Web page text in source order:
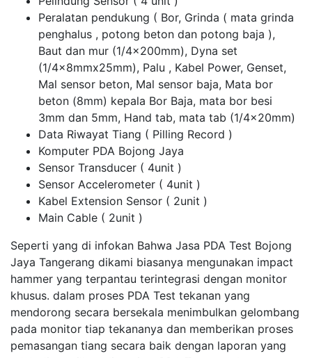
Peralatan pendukung ( Bor, Grinda ( mata grinda
penghalus , potong beton dan potong baja ),
Baut dan mur (1/4x200mm), Dyna set
(1/4x8mmx25mm), Palu , Kabel Power, Genset,
Mal sensor beton, Mal sensor baja, Mata bor
beton (8mm) kepala Bor Baja, mata bor besi
3mm dan 5mm, Hand tab, mata tab (1/4x20mm)
Data Riwayat Tiang ( Pilling Record )
Komputer PDA Bojong Jaya
Sensor Transducer ( 4unit )
Sensor Accelerometer ( 4unit )
Kabel Extension Sensor ( 2unit )
Main Cable ( 2unit )
Seperti yang di infokan Bahwa Jasa PDA Test Bojong
Jaya Tangerang dikami biasanya mengunakan impact
hammer yang terpantau terintegrasi dengan monitor
khusus. dalam proses PDA Test tekanan yang
mendorong secara bersekala menimbulkan gelombang
pada monitor tiap tekananya dan memberikan proses
pemasangan tiang secara baik dengan laporan yang